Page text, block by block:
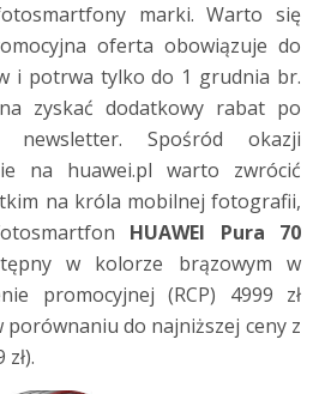
marki. Warto się
oferta obowiązuje do
i potrwa tylko do 1 grudnia br.
zyskać dodatkowy rabat po
Spośród okazji
na huawei.pl warto zwrócić
na króla mobilnej fotografii,
HUAWEI Pura 70
w kolorze brązowym w
promocyjnej (RCP) 4999 zł
porównaniu do najniższej ceny z